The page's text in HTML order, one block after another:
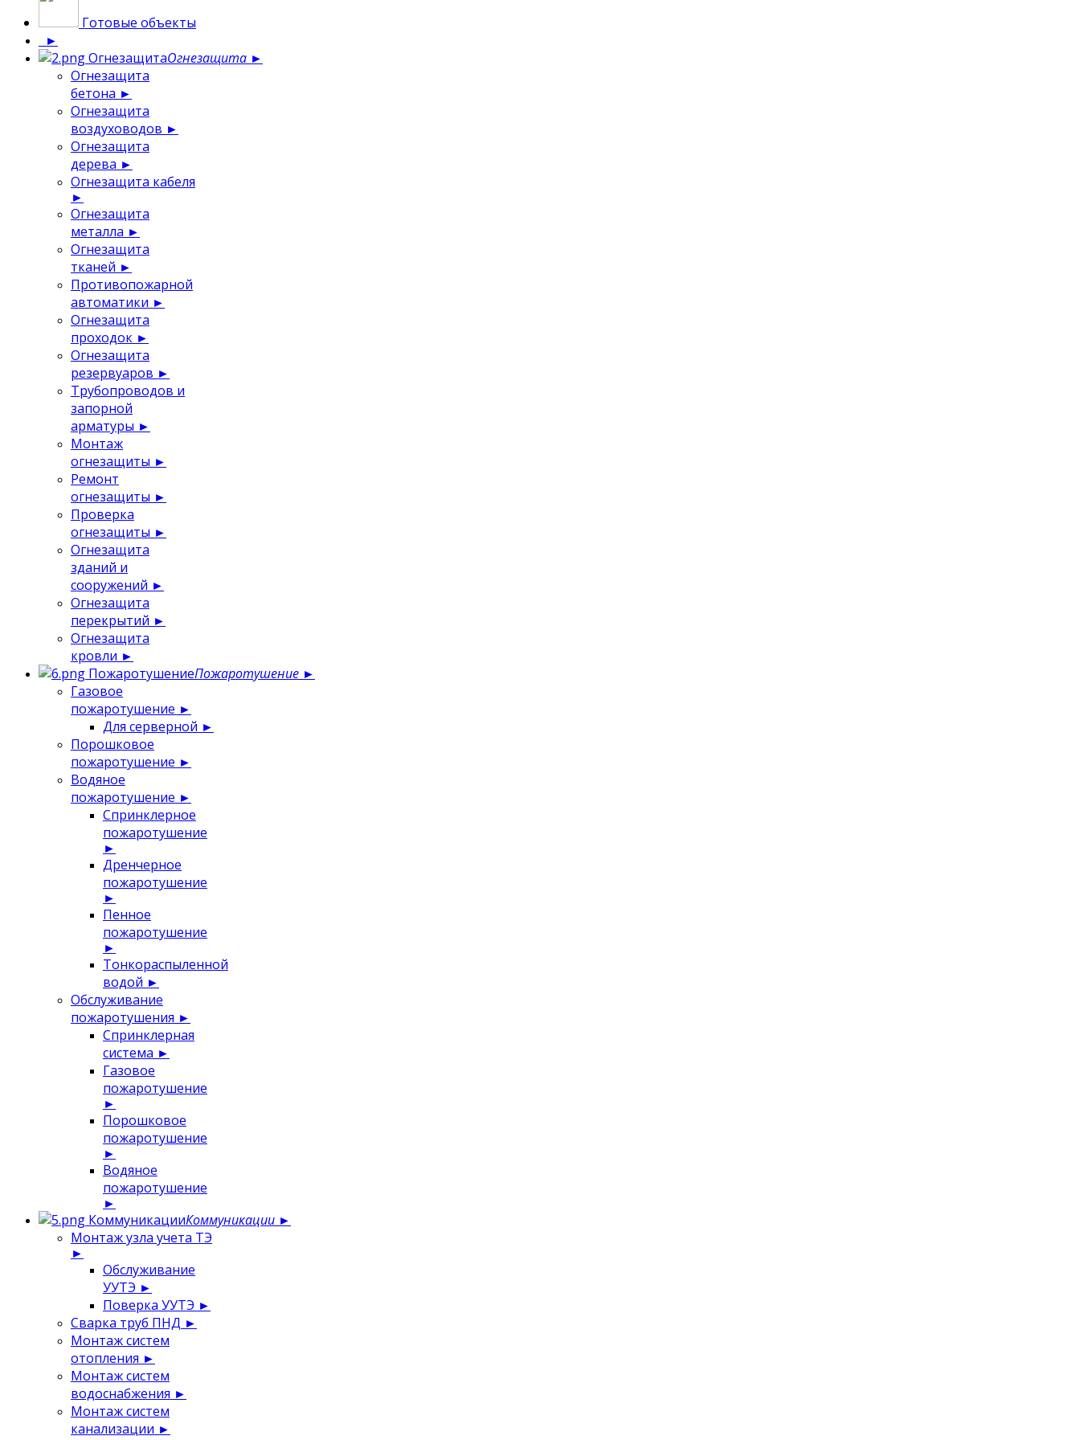
Готовые объекты
►
ОгнезащитаОгнезащита ►
Огнезащита
бетона ►
Огнезащита
воздуховодов ►
Огнезащита
дерева ►
Огнезащита кабеля
►
Огнезащита
металла ►
Огнезащита
тканей ►
Противопожарной
автоматики ►
Огнезащита
проходок ►
Огнезащита
резервуаров ►
Трубопроводов и
запорной
арматуры ►
Монтаж
огнезащиты ►
Ремонт
огнезащиты ►
Проверка
огнезащиты ►
Огнезащита
зданий и
сооружений ►
Огнезащита
перекрытий ►
Огнезащита
кровли ►
ПожаротушениеПожаротушение ►
Газовое
пожаротушение ►
Для серверной ►
Порошковое
пожаротушение ►
Водяное
пожаротушение ►
Спринклерное
пожаротушение
►
Дренчерное
пожаротушение
►
Пенное
пожаротушение
►
Тонкораспыленной
водой ►
Обслуживание
пожаротушения ►
Спринклерная
система ►
Газовое
пожаротушение
►
Порошковое
пожаротушение
►
Водяное
пожаротушение
►
КоммуникацииКоммуникации ►
Монтаж узла учета ТЭ
►
Обслуживание
УУТЭ ►
Поверка УУТЭ ►
Сварка труб ПНД ►
Монтаж систем
отопления ►
Монтаж систем
водоснабжения ►
Монтаж систем
канализации ►